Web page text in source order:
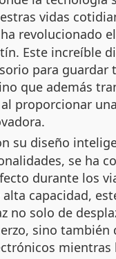
vidas
ha revolucionado
Este increíble
para guardar
que además
proporcionar
su diseño
se ha
durante los
capacidad,
no solo de
sino también
mientras